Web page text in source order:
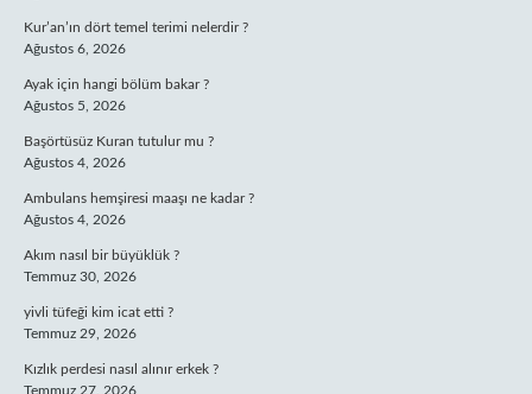
Kur’an’ın dört temel terimi nelerdir ?
Ağustos 6, 2026
Ayak için hangi bölüm bakar ?
Ağustos 5, 2026
Başörtüsüz Kuran tutulur mu ?
Ağustos 4, 2026
Ambulans hemşiresi maaşı ne kadar ?
Ağustos 4, 2026
Akım nasıl bir büyüklük ?
Temmuz 30, 2026
yivli tüfeği kim icat etti ?
Temmuz 29, 2026
Kızlık perdesi nasıl alınır erkek ?
Temmuz 27, 2026